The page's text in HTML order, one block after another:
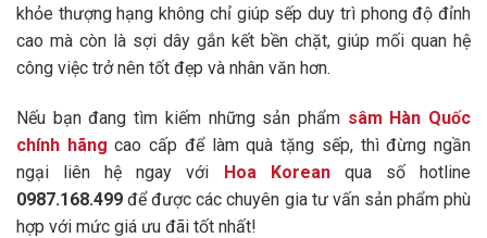
khỏe thượng hạng không chỉ giúp sếp duy trì phong độ đỉnh
cao mà còn là sợi dây gắn kết bền chặt, giúp mối quan hệ
công việc trở nên tốt đẹp và nhân văn hơn.
Nếu bạn đang tìm kiếm những sản phẩm sâm Hàn Quốc
chính hãng cao cấp để làm quà tặng sếp, thì đừng ngần
ngại liên hệ ngay với Hoa Koreanqua số hotline
0987.168.499 để được các chuyên gia tư vấn sản phẩm phù
hợp với mức giá ưu đãi tốt nhất!